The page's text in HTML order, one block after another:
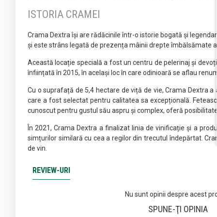
ISTORIA CRAMEI
Crama Dextra își are rădăcinile într-o istorie bogată și
și este strâns legată de prezența mâinii drepte îmbălsămate
Această locație specială a fost un centru de pelerinaj și
înființată în 2015, în același loc în care odinioară se aflau
Cu o suprafață de 5,4 hectare de viță de vie, Crama Dextra
care a fost selectat pentru calitatea sa excepțională.
cunoscut pentru gustul său aspru și complex, oferă
În 2021, Crama Dextra a finalizat linia de vinificație și a
simțurilor similară cu cea a regilor din trecutul îndepărtat.
de vin.
REVIEW-URI
Nu sunt opinii despre acest
SPUNE-ŢI OPINIA